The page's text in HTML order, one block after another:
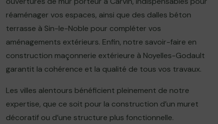
réaménager vos espaces, ainsi que des dalles béton
terrasse à Sin-le-Noble pour compléter vos
aménagements extérieurs. Enfin, notre savoir-faire en
construction maçonnerie extérieure à Noyelles-Godault
garantit la cohérence et la qualité de tous vos travaux.
Les villes alentours bénéficient pleinement de notre
expertise, que ce soit pour la construction d’un muret
décoratif ou d’une structure plus fonctionnelle.